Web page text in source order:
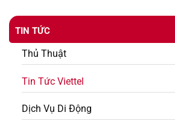
TIN TỨC
Thủ Thuật
Tin Tức Viettel
Dịch Vụ Di Động